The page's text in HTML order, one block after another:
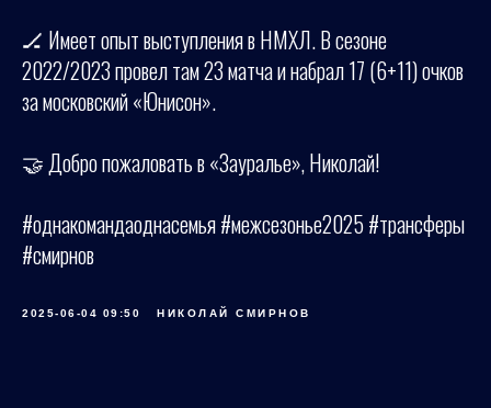
🏒 Имеет опыт выступления в НМХЛ. В сезоне
2022/2023 провел там 23 матча и набрал 17 (6+11) очков
за московский «Юнисон».
🤝 Добро пожаловать в «Зауралье», Николай!
#однакомандаоднасемья #межсезонье2025 #трансферы
#смирнов
2025-06-04 09:50 НИКОЛАЙ СМИРНОВ